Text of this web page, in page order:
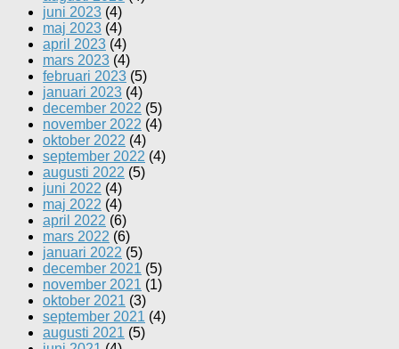
juni 2023 (4)
maj 2023 (4)
april 2023 (4)
mars 2023 (4)
februari 2023 (5)
januari 2023 (4)
december 2022 (5)
november 2022 (4)
oktober 2022 (4)
september 2022 (4)
augusti 2022 (5)
juni 2022 (4)
maj 2022 (4)
april 2022 (6)
mars 2022 (6)
januari 2022 (5)
december 2021 (5)
november 2021 (1)
oktober 2021 (3)
september 2021 (4)
augusti 2021 (5)